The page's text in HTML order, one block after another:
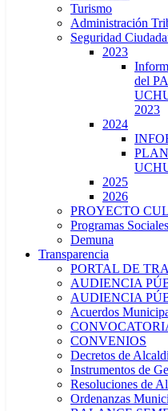
Turismo
Administración
Seguridad
2023
del
2023
2024
2025
2026
PROYECTO
Programas
Demuna
Transparencia
PORTAL DE
AUDIENCIA
AUDIENCIA
Acuerdos
CONVENIOS
Decretos de
Instrumentos de
Resoluciones de
Ordenanzas